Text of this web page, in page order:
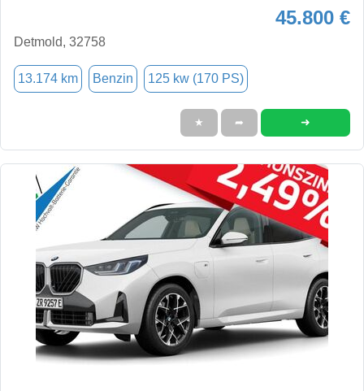
45.800 €
Detmold, 32758
13.174 km Benzin 125 kw (170 PS)
★ ➦ ➜